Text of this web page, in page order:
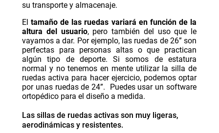
su transporte y almacenaje.
Eltamaño de las ruedas variará en función de la
altura del usuario, pero también del uso que le
vayamos a dar. Por ejemplo, las ruedas de 26” son
perfectas para personas altas o que practican
algún tipo de deporte. Si somos de estatura
normal y no tenemos en mente utilizar la silla de
ruedas activa para hacer ejercicio, podemos optar
por unas ruedas de 24”. Puedes usar un software
ortopédico para el diseño a medida.
Las sillas de ruedas activas son muy ligeras,
aerodinámicas y resistentes.